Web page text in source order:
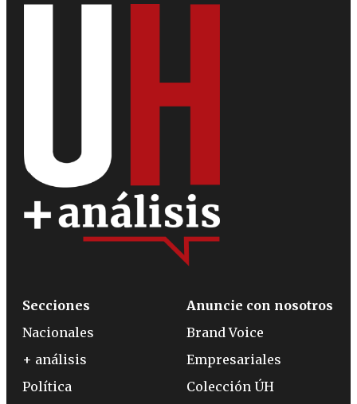
Secciones
Nacionales
+ análisis
Política
Anuncie con nosotros
Brand Voice
Empresariales
Colección ÚH